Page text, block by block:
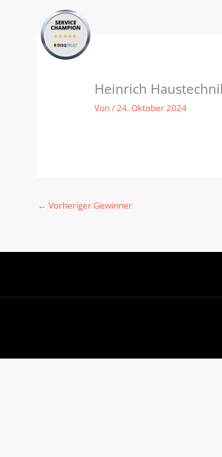
Heinrich
Von/24. Oktober 2024
← Vorheriger Gewinner